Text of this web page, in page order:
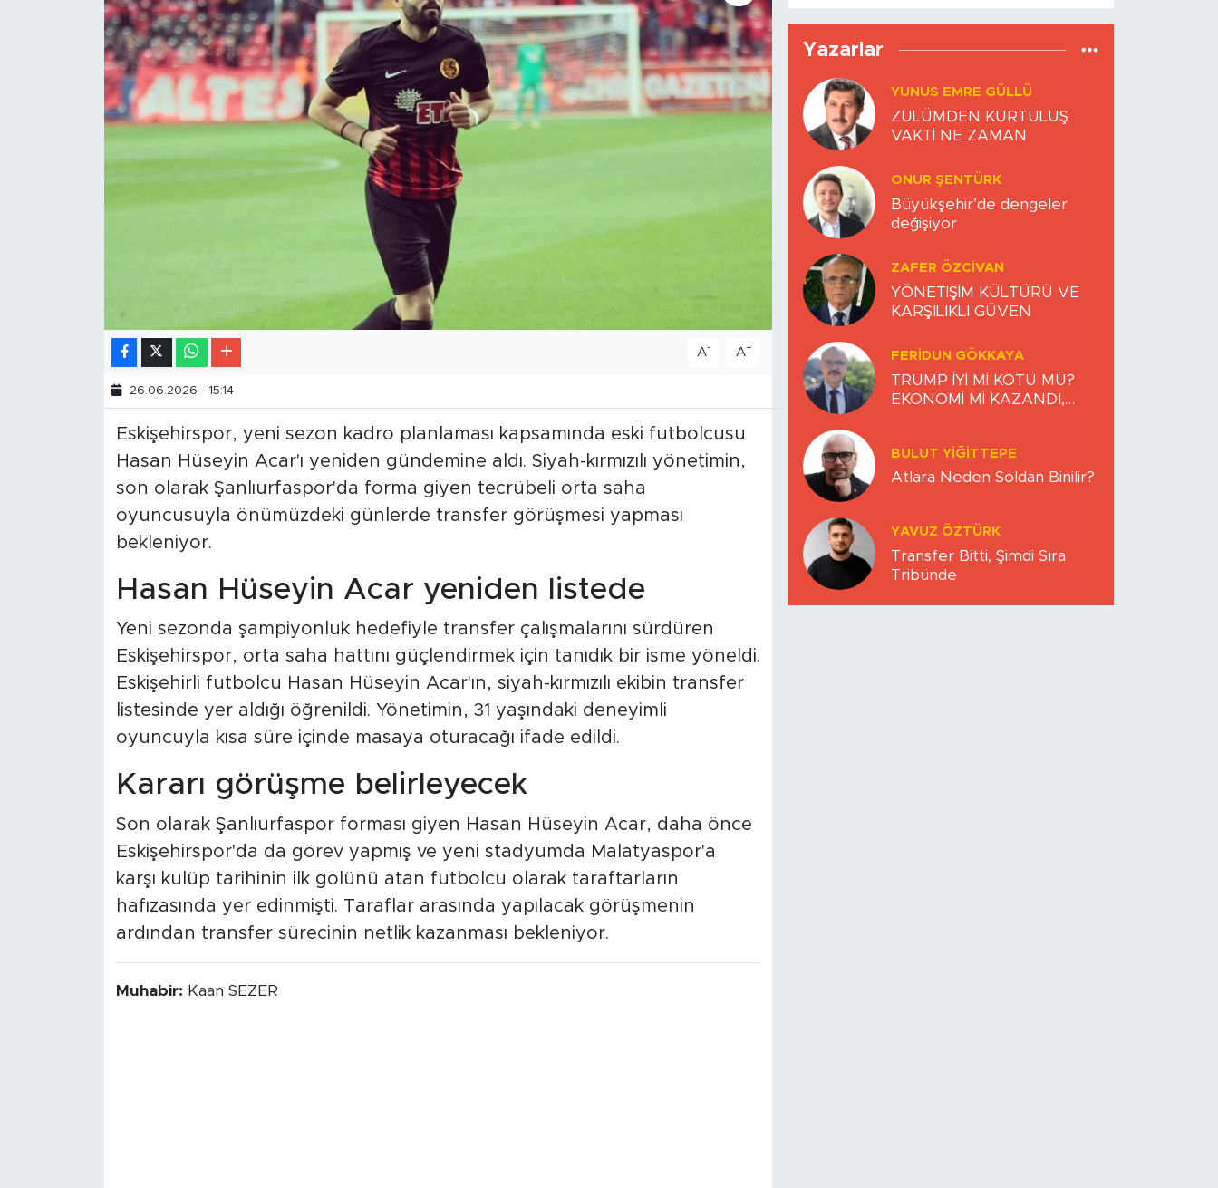
A- A+
26.06.2026 - 15:14
Eskişehirspor, yeni sezon kadro planlaması kapsamında eski futbolcusu
Hasan Hüseyin Acar'ı yeniden gündemine aldı. Siyah-kırmızılı yönetimin,
son olarak Şanlıurfaspor'da forma giyen tecrübeli orta saha
oyuncusuyla önümüzdeki günlerde transfer görüşmesi yapması
bekleniyor.
Hasan Hüseyin Acar yeniden listede
Yeni sezonda şampiyonluk hedefiyle transfer çalışmalarını sürdüren
Eskişehirspor, orta saha hattını güçlendirmek için tanıdık bir isme yöneldi.
Eskişehirli futbolcu Hasan Hüseyin Acar'ın, siyah-kırmızılı ekibin transfer
listesinde yer aldığı öğrenildi. Yönetimin, 31 yaşındaki deneyimli
oyuncuyla kısa süre içinde masaya oturacağı ifade edildi.
Kararı görüşme belirleyecek
Son olarak Şanlıurfaspor forması giyen Hasan Hüseyin Acar, daha önce
Eskişehirspor'da da görev yapmış ve yeni stadyumda Malatyaspor'a
karşı kulüp tarihinin ilk golünü atan futbolcu olarak taraftarların
hafızasında yer edinmişti. Taraflar arasında yapılacak görüşmenin
ardından transfer sürecinin netlik kazanması bekleniyor.
Muhabir: Kaan SEZER
Yazarlar
YUNUS EMRE GÜLLÜ
ZULÜMDEN KURTULUŞ
VAKTİ NE ZAMAN
ONUR ŞENTÜRK
Büyükşehir’de dengeler
değişiyor
ZAFER ÖZCIVAN
YÖNETİŞİM KÜLTÜRÜ VE
KARŞILIKLI GÜVEN
FERIDUN GÖKKAYA
TRUMP İYİ Mİ KÖTÜ MÜ?
EKONOMİ Mİ KAZANDI,
BULUT YİĞİTTEPE
Atlara Neden Soldan Binilir?
YAVUZ ÖZTÜRK
Transfer Bitti, Şimdi Sıra
Tribünde